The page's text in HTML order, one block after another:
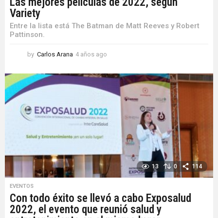
Variety
Entre la lista está The Batman de Matt Reeves y Robert
Pattinson.
by Carlos Arana 4 años ago
ñ
s
g
o
13 0 114
EVENTOS
Con todo éxito se llevó a cabo Exposalud
2022, el evento que reunió salud y